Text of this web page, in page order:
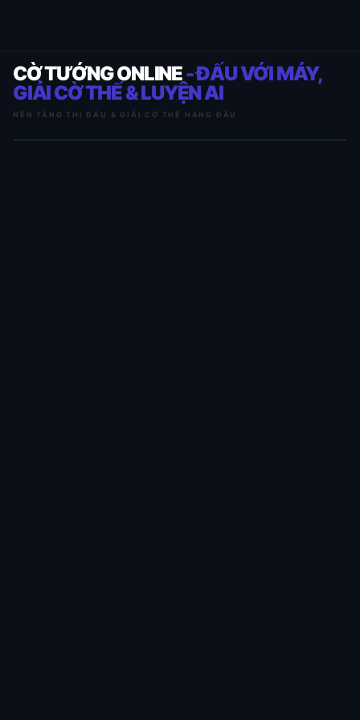
CỜ TƯỚNG ONLINE- ĐẤU VỚI MÁY,
GIẢI CỜ THẾ & LUYỆN AI
NỀN TẢNG THI ĐẤU & GIẢI CỜ THẾ HÀNG ĐẦU